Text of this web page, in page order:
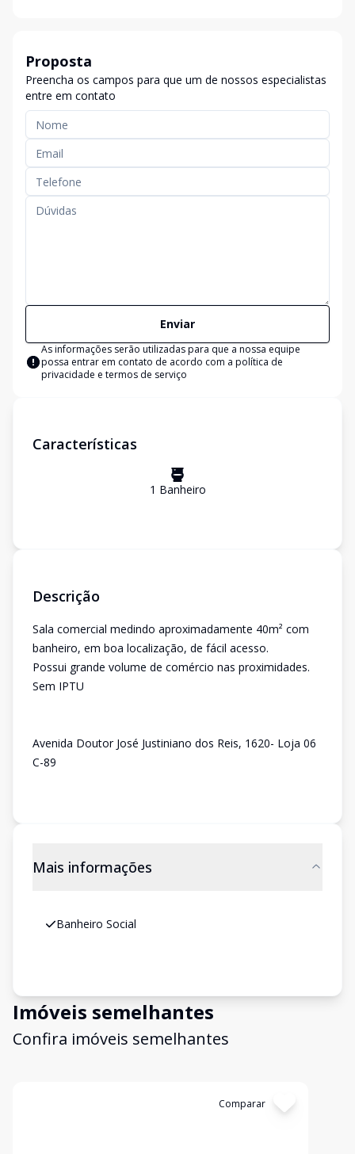
Proposta
Preencha os campos para que um de nossos especialistas
entre em contato
Enviar
As informações serão utilizadas para que a nossa equipe
possa entrar em contato de acordo com a política de
privacidade e termos de serviço
Características
1 Banheiro
Descrição
Sala comercial medindo aproximadamente 40m² com
banheiro, em boa localização, de fácil acesso.
Possui grande volume de comércio nas proximidades.
Sem IPTU
Avenida Doutor José Justiniano dos Reis, 1620- Loja 06
C-89
Mais informações
Banheiro Social
Imóveis semelhantes
Confira imóveis semelhantes
Comparar